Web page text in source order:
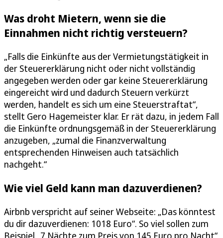
Was droht Mietern, wenn sie die
Einnahmen nicht richtig versteuern?
„Falls die Einkünfte aus der Vermietungstätigkeit in
der Steuererklärung nicht oder nicht vollständig
angegeben werden oder gar keine Steuererklärung
eingereicht wird und dadurch Steuern verkürzt
werden, handelt es sich um eine Steuerstraftat“,
stellt Gero Hagemeister klar. Er rät dazu, in jedem Fall
die Einkünfte ordnungsgemäß in der Steuererklärung
anzugeben, „zumal die Finanzverwaltung
entsprechenden Hinweisen auch tatsächlich
nachgeht.“
Wie viel Geld kann man dazuverdienen?
Airbnb verspricht auf seiner Webseite: „Das könntest
du dir dazuverdienen: 1018 Euro“. So viel sollen zum
Beispiel „7 Nächte zum Preis von 145 Euro pro Nacht“